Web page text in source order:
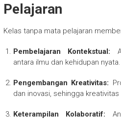
Pelajaran
Kelas tanpa mata pelajaran
Pembelajaran Kontekstual:
antara ilmu dan kehidupan nyata.
Pengembangan Kreativitas:
dan inovasi, sehingga
Keterampilan Kolaboratif: